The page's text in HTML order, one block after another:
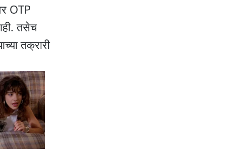
OTP
तसेच
तक्रारी